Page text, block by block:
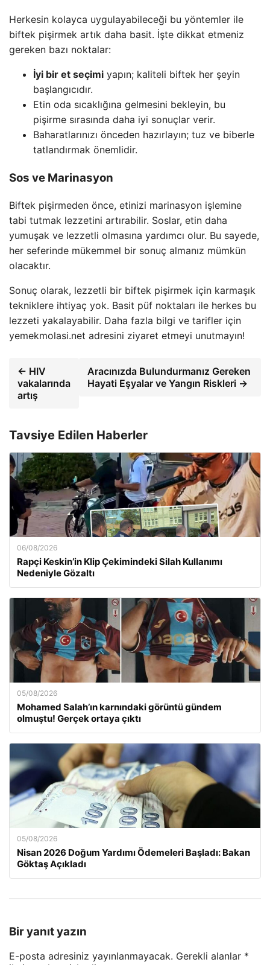
Herkesin kolayca uygulayabileceği bu yöntemler ile
biftek pişirmek artık daha basit. İşte dikkat etmeniz
gereken bazı noktalar:
İyi bir et seçimi yapın; kaliteli biftek her şeyin
başlangıcıdır.
Etin oda sıcaklığına gelmesini bekleyin, bu
pişirme sırasında daha iyi sonuçlar verir.
Baharatlarınızı önceden hazırlayın; tuz ve biberle
tatlandırmak önemlidir.
Sos ve Marinasyon
Biftek pişirmeden önce, etinizi marinasyon işlemine
tabi tutmak lezzetini artırabilir. Soslar, etin daha
yumuşak ve lezzetli olmasına yardımcı olur. Bu sayede,
her seferinde mükemmel bir sonuç almanız mümkün
olacaktır.
Sonuç olarak, lezzetli bir biftek pişirmek için karmaşık
tekniklere ihtiyaç yok. Basit püf noktaları ile herkes bu
lezzeti yakalayabilir. Daha fazla bilgi ve tarifler için
yemekmolasi.net adresini ziyaret etmeyi unutmayın!
← HIV
vakalarında
artış
Aracınızda Bulundurmanız Gereken
Hayati Eşyalar ve Yangın Riskleri →
Tavsiye Edilen Haberler
06/08/2026
Rapçi Keskin’in Klip Çekimindeki Silah Kullanımı
Nedeniyle Gözaltı
05/08/2026
Mohamed Salah’ın karnındaki görüntü gündem
olmuştu! Gerçek ortaya çıktı
05/08/2026
Nisan 2026 Doğum Yardımı Ödemeleri Başladı: Bakan
Göktaş Açıkladı
Bir yanıt yazın
E-posta adresiniz yayınlanmayacak. Gerekli alanlar *